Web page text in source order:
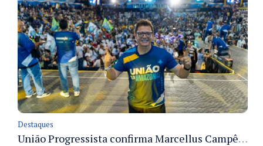
Destaques
União Progressista confirma Marcellus Campêlo como candidato a deputado estadual